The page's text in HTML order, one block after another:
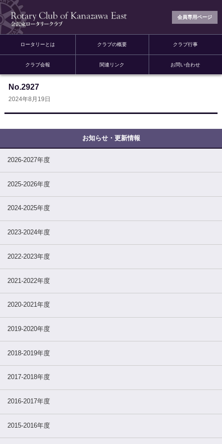
会員専用ページ
ロータリーとは クラブの概要 クラブ行事
クラブ会報 関連リンク お問い合わせ
No.2927
2024年8月19日
2026-2027年度
2025-2026年度
2024-2025年度
2023-2024年度
2022-2023年度
2021-2022年度
2020-2021年度
2019-2020年度
2018-2019年度
2017-2018年度
2016-2017年度
2015-2016年度